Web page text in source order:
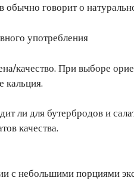
говорит о
употребления
качество. При выборе
кальция.
ли для бутербродов и
качества.
с небольшими порциями